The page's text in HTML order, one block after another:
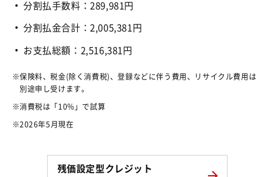
分割払手数料：289,981円
分割払金合計：2,005,381円
お支払総額：2,516,381円
保険料、税金(除く消費税)、登録などに伴う費用、リサイクル費用は
別途申し受けます。
消費税は「10%」で試算
2026年5月現在
残価設定型クレジット